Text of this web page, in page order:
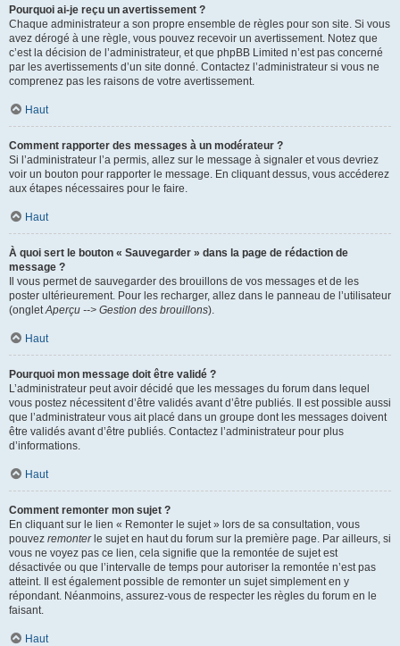
Pourquoi ai-je reçu un avertissement ?
Chaque administrateur a son propre ensemble de règles pour son site. Si vous
avez dérogé à une règle, vous pouvez recevoir un avertissement. Notez que
c’est la décision de l’administrateur, et que phpBB Limited n’est pas concerné
par les avertissements d’un site donné. Contactez l’administrateur si vous ne
comprenez pas les raisons de votre avertissement.
Haut
Comment rapporter des messages à un modérateur ?
Si l’administrateur l’a permis, allez sur le message à signaler et vous devriez
voir un bouton pour rapporter le message. En cliquant dessus, vous accéderez
aux étapes nécessaires pour le faire.
Haut
À quoi sert le bouton « Sauvegarder » dans la page de rédaction de
message ?
Il vous permet de sauvegarder des brouillons de vos messages et de les
poster ultérieurement. Pour les recharger, allez dans le panneau de l’utilisateur
(ongletAperçu --> Gestion des brouillons).
Haut
Pourquoi mon message doit être validé ?
L’administrateur peut avoir décidé que les messages du forum dans lequel
vous postez nécessitent d’être validés avant d’être publiés. Il est possible aussi
que l’administrateur vous ait placé dans un groupe dont les messages doivent
être validés avant d’être publiés. Contactez l’administrateur pour plus
d’informations.
Haut
Comment remonter mon sujet ?
En cliquant sur le lien « Remonter le sujet » lors de sa consultation, vous
pouvez remonterle sujet en haut du forum sur la première page. Par ailleurs, si
vous ne voyez pas ce lien, cela signifie que la remontée de sujet est
désactivée ou que l’intervalle de temps pour autoriser la remontée n’est pas
atteint. Il est également possible de remonter un sujet simplement en y
répondant. Néanmoins, assurez-vous de respecter les règles du forum en le
faisant.
Haut